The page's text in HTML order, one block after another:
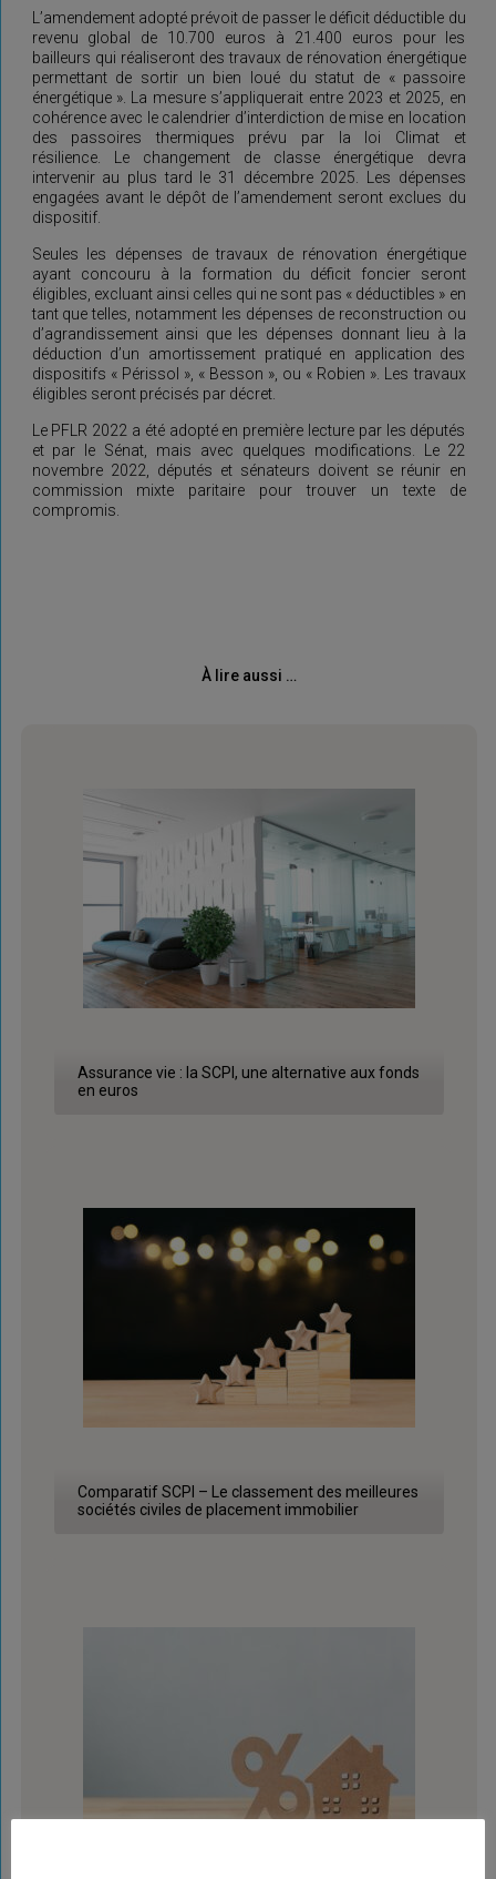
L’amendement adopté prévoit de passer le déficit déductible du
revenu global de 10.700 euros à 21.400 euros pour les
bailleurs qui réaliseront des travaux de rénovation énergétique
permettant de sortir un bien loué du statut de « passoire
énergétique ». La mesure s’appliquerait entre 2023 et 2025, en
cohérence avec le calendrier d’interdiction de mise en location
des passoires thermiques prévu par la loi Climat et
résilience. Le changement de classe énergétique devra
intervenir au plus tard le 31 décembre 2025. Les dépenses
engagées avant le dépôt de l’amendement seront exclues du
dispositif.
Seules les dépenses de travaux de rénovation énergétique
ayant concouru à la formation du déficit foncier seront
éligibles, excluant ainsi celles qui ne sont pas « déductibles » en
tant que telles, notamment les dépenses de reconstruction ou
d’agrandissement ainsi que les dépenses donnant lieu à la
déduction d’un amortissement pratiqué en application des
dispositifs « Périssol », « Besson », ou « Robien ». Les travaux
éligibles seront précisés par décret.
Le PFLR 2022 a été adopté en première lecture par les députés
et par le Sénat, mais avec quelques modifications. Le 22
novembre 2022, députés et sénateurs doivent se réunir en
commission mixte paritaire pour trouver un texte de
compromis.
À lire aussi …
Assurance vie : la SCPI, une alternative aux fonds
en euros
Comparatif SCPI – Le classement des meilleures
sociétés civiles de placement immobilier